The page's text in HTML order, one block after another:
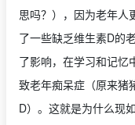
思吗？），因为老年人
了一些缺乏维生素D的
了影响，在学习和记忆
致老年痴呆症（原来猪
D）。这就是为什么现